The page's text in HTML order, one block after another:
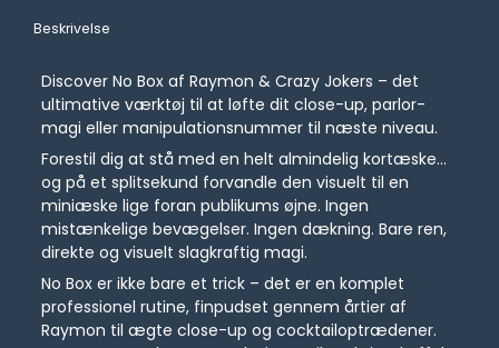
Beskrivelse
Discover No Box af Raymon & Crazy Jokers – det
ultimative værktøj til at løfte dit close-up, parlor-
magi eller manipulationsnummer til næste niveau.
Forestil dig at stå med en helt almindelig kortæske…
og på et splitsekund forvandle den visuelt til en
miniæske lige foran publikums øjne. Ingen
mistænkelige bevægelser. Ingen dækning. Bare ren,
direkte og visuelt slagkraftig magi.
No Box er ikke bare et trick – det er en komplet
professionel rutine, finpudset gennem årtier af
Raymon til ægte close-up og cocktailoptrædener.